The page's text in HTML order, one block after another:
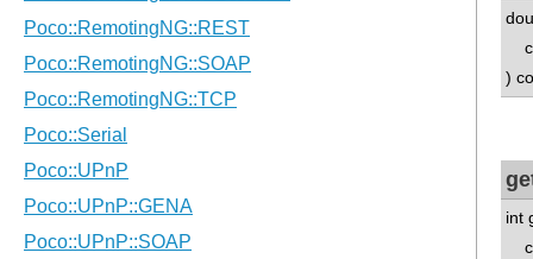
)
int